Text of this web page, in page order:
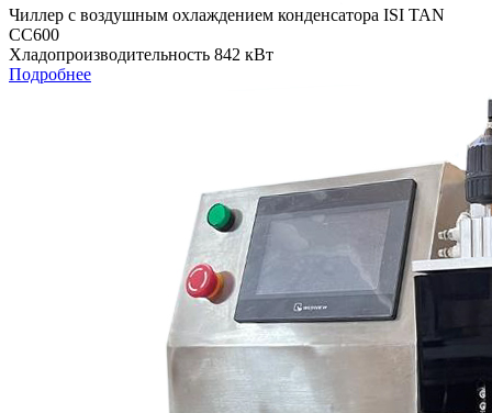
Чиллер с воздушным охлаждением конденсатора ISI TAN
СС600
Хладопроизводительность 842 кВт
Подробнее